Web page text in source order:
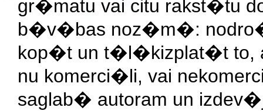
gr�matu vai citu rakst�tu
b�v�bas noz�m�:
kop�t un t�l�kizplat�t to,
nu komerci�li, vai
saglab� autoram un